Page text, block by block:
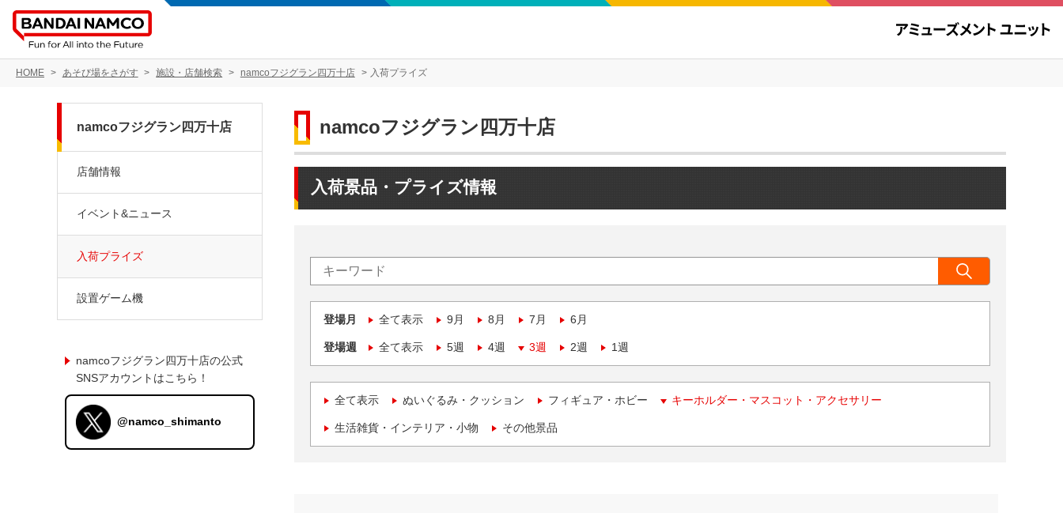
HOME あそび場をさがす 施設・店舗検索 namcoフジグラン四万十店 入荷プライズ
namcoフジグラン四万十店
入荷景品・プライズ情報
登場月 全て表示 9月 8月 7月 6月
登場週 全て表示 5週 4週 3週 2週 1週
全て表示 ぬいぐるみ・クッション フィギュア・ホビー キーホルダー・マスコット・アクセサリー
生活雑貨・インテリア・小物 その他景品
namcoフジグラン四万十店
店舗情報
イベント&ニュース
入荷プライズ
設置ゲーム機
namcoフジグラン四万十店の公式
SNSアカウントはこちら！
@namco_shimanto